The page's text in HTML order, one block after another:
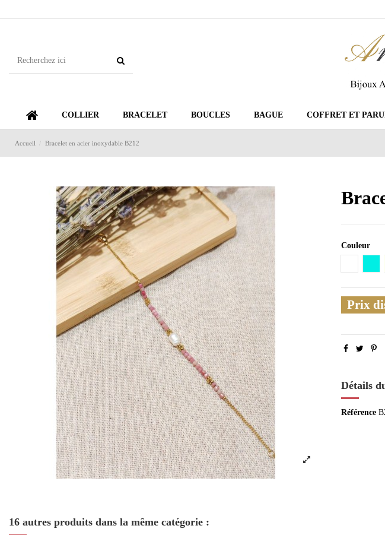
COLLIER BRACELET BOUCLES BAGUE COFFRET ET
Accueil Bracelet en acier inoxydable B212
Couleur
Prix
Détails
Référence
16 autres produits dans la même catégorie :